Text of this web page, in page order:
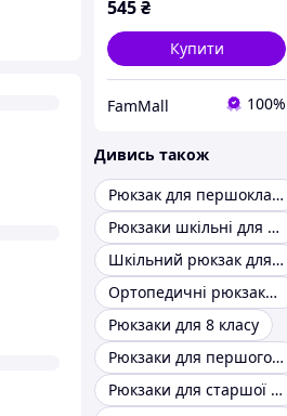
545₴
Купити
FamMall 100%
Дивись також
Рюкзак для першокласника
Рюкзаки шкільні для 5 класу
Шкільний рюкзак для 6 класу
Ортопедичні рюкзаки шкільні
Рюкзаки для 8 класу
Рюкзаки для першого класу
Рюкзаки для старшої школи